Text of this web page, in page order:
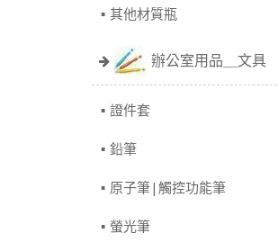
其他材質瓶
辦公室用品＿文具
證件套
鉛筆
原子筆|觸控功能筆
螢光筆